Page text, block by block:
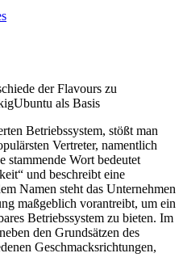
der Flavours zu
Ubuntu als Basis
Betriebssystem, stößt man
Vertreter, namentlich
stammende Wort bedeutet
und beschreibt eine
Namen steht das Unternehmen
maßgeblich vorantreibt, um ein
Betriebssystem zu bieten. Im
den Grundsätzen des
Geschmacksrichtungen,